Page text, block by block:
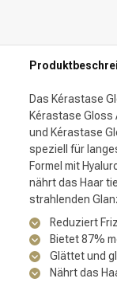
Das Kérastase
Kérastase Gloss
und Kérastase
speziell für
Formel mit
nährt das Haar
strahlenden
Reduziert
Bietet 87%
Glättet und
Nährt das